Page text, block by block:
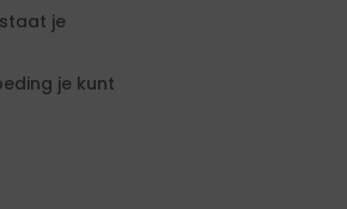
je
je kunt